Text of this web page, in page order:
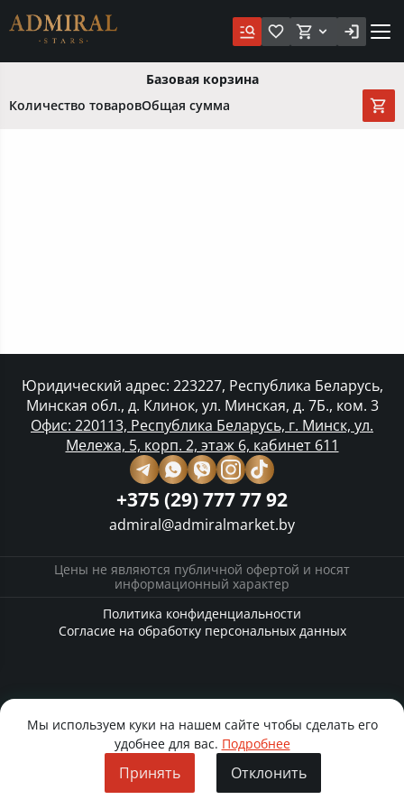
Базовая корзина
Количество товаровОбщая сумма
Юридический адрес: 223227, Республика Беларусь,
Минская обл., д. Клинок, ул. Минская, д. 7Б., ком. 3
Офис: 220113, Республика Беларусь, г. Минск, ул.
Мележа, 5, корп. 2, этаж 6, кабинет 611
+375 (29) 777 77 92
admiral@admiralmarket.by
Цены не являются публичной офертой и носят
информационный характер
Политика конфиденциальности
Согласие на обработку персональных данных
Мы используем куки на нашем сайте чтобы сделать его
удобнее для вас. Подробнее
Принять Отклонить